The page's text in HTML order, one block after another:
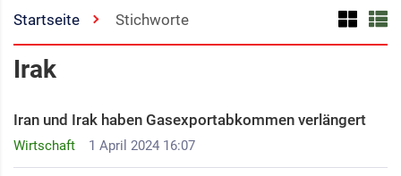
Startseite Stichworte
Irak
Wirtschaft 1 April 2024 16:07
Iran und Irak haben Gasexportabkommen verlängert